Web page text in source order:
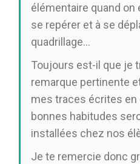
élémentaire quand on
se repérer et à se
quadrillage…
Toujours est-il que je
remarque pertinente
mes traces écrites en
bonnes habitudes
installées chez nos
Je te remercie donc